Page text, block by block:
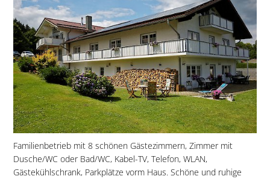
Familienbetrieb mit 8 schönen Gästezimmern, Zimmer mit
Dusche/WC oder Bad/WC, Kabel-TV, Telefon, WLAN,
Gästekühlschrank, Parkplätze vorm Haus. Schöne und ruhige